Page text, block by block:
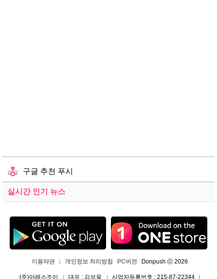
구글 추천 푸시
실시간 인기 뉴스
이용약관 | 개인정보 처리방침 PC버전 Donpush ⓒ 2026
(주)아레스조이 | 대표 : 김성욱 | 사업자등록번호 : 215-87-22344 |